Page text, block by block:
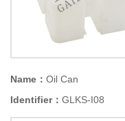
Name： Oil Can
Identifier： GLKS-I08